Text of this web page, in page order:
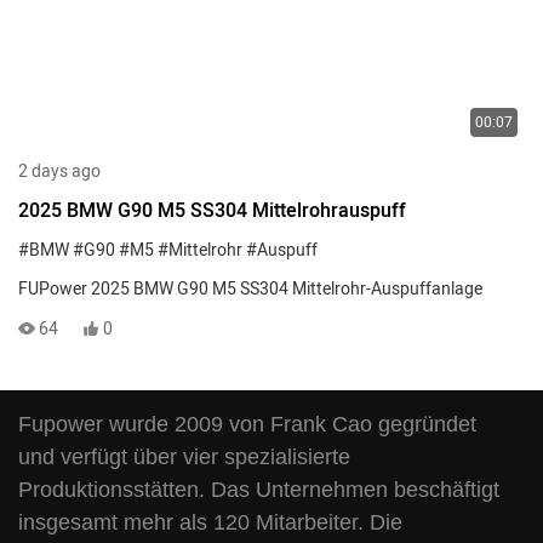
00:07
2 days ago
2025 BMW G90 M5 SS304 Mittelrohrauspuff
#BMW#G90#M5#Mittelrohr#Auspuff
FUPower 2025 BMW G90 M5 SS304 Mittelrohr-Auspuffanlage
64
0
Fupower wurde 2009 von Frank Cao gegründet
und verfügt über vier spezialisierte
Produktionsstätten. Das Unternehmen beschäftigt
insgesamt mehr als 120 Mitarbeiter. Die